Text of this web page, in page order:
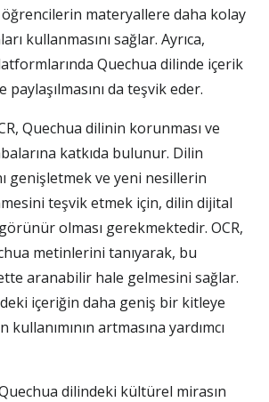
materyallere daha kolay
kullanmasını sağlar. Ayrıca,
Quechua dilinde içerik
paylaşılmasını da teşvik eder.
Quechua dilinin korunması ve
katkıda bulunur. Dilin
genişletmek ve yeni nesillerin
teşvik etmek için, dilin dijital
olması gerekmektedir. OCR,
metinlerini tanıyarak, bu
aranabilir hale gelmesini sağlar.
içeriğin daha geniş bir kitleye
kullanımının artmasına yardımcı
dilindeki kültürel mirasın